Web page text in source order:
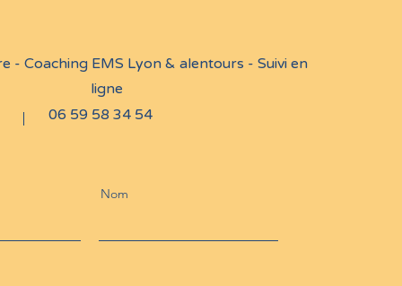
- Coaching EMS Lyon & alentours - Suivi en
ligne
06 59 58 34 54
Nom